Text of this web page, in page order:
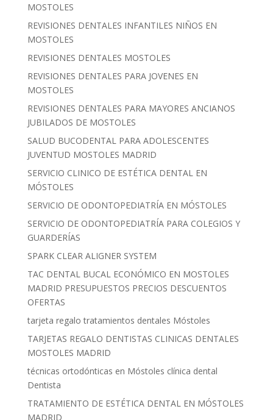
MOSTOLES
REVISIONES DENTALES INFANTILES NIÑOS EN
MOSTOLES
REVISIONES DENTALES MOSTOLES
REVISIONES DENTALES PARA JOVENES EN
MOSTOLES
REVISIONES DENTALES PARA MAYORES ANCIANOS
JUBILADOS DE MOSTOLES
SALUD BUCODENTAL PARA ADOLESCENTES
JUVENTUD MOSTOLES MADRID
SERVICIO CLINICO DE ESTÉTICA DENTAL EN
MÓSTOLES
SERVICIO DE ODONTOPEDIATRÍA EN MÓSTOLES
SERVICIO DE ODONTOPEDIATRÍA PARA COLEGIOS Y
GUARDERÍAS
SPARK CLEAR ALIGNER SYSTEM
TAC DENTAL BUCAL ECONÓMICO EN MOSTOLES
MADRID PRESUPUESTOS PRECIOS DESCUENTOS
OFERTAS
tarjeta regalo tratamientos dentales Móstoles
TARJETAS REGALO DENTISTAS CLINICAS DENTALES
MOSTOLES MADRID
técnicas ortodónticas en Móstoles clínica dental
Dentista
TRATAMIENTO DE ESTÉTICA DENTAL EN MÓSTOLES
MADRID